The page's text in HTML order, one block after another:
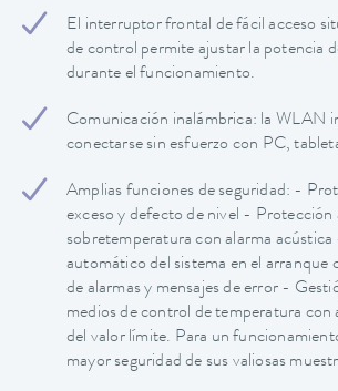
El interruptor frontal de fácil acceso
de control permite ajustar la potencia
durante el funcionamiento.
Comunicación inalámbrica: la WLAN
conectarse sin esfuerzo con PC,
Amplias funciones de seguridad: -
exceso y defecto de nivel - Protección
sobretemperatura con alarma
automático del sistema en el arranque
de alarmas y mensajes de error -
medios de control de temperatura con
del valor límite. Para un
mayor seguridad de sus valiosas